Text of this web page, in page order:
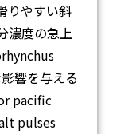
りやすい斜
濃度の急上
響を与える
pacific
pulses